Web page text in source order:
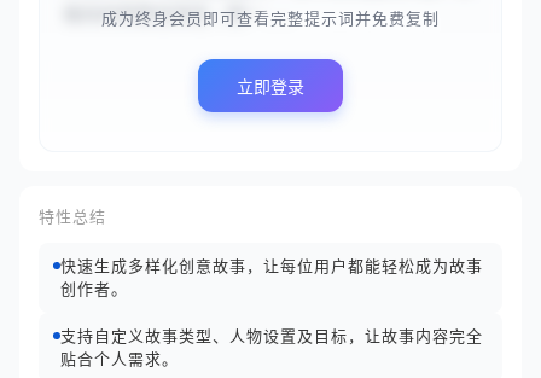
格内向但意志坚定，因一...
成为终身会员即可查看完整提示词并免费复制
立即登录
特性总结
快速生成多样化创意故事，让每位用户都能轻松成为故事
创作者。
支持自定义故事类型、人物设置及目标，让故事内容完全
贴合个人需求。